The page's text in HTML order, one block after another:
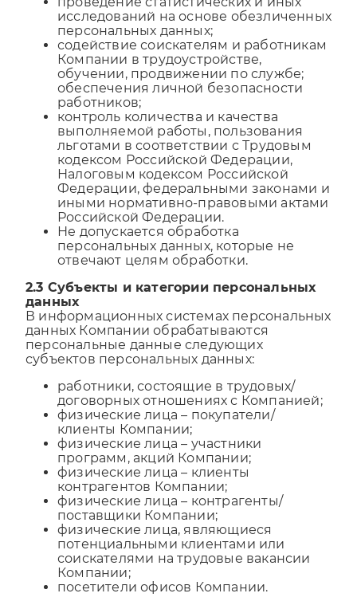
исследований на основе обезличенных
персональных данных;
содействие соискателям и работникам
Компании в трудоустройстве,
обучении, продвижении по службе;
обеспечения личной безопасности
работников;
контроль количества и качества
выполняемой работы, пользования
льготами в соответствии с Трудовым
кодексом Российской Федерации,
Налоговым кодексом Российской
Федерации, федеральными законами и
иными нормативно-правовыми актами
Российской Федерации.
Не допускается обработка
персональных данных, которые не
отвечают целям обработки.
2.3 Субъекты и категории персональных
данных
В информационных системах персональных
данных Компании обрабатываются
персональные данные следующих
субъектов персональных данных:
работники, состоящие в трудовых/
договорных отношениях с Компанией;
физические лица – покупатели/
клиенты Компании;
физические лица – участники
программ, акций Компании;
физические лица – клиенты
контрагентов Компании;
физические лица – контрагенты/
поставщики Компании;
физические лица, являющиеся
потенциальными клиентами или
соискателями на трудовые вакансии
Компании;
посетители офисов Компании.
*Имя:
Подключить
Оставляя заявку вы соглашаетесь сполитикой
обработки персональных данных
Вход
Регистрация
Оставляя заявку вы соглашаетесь сполитикой
обработки персональных данных
Отправляя форму, Вы принимаете
политику
конфиденциальности